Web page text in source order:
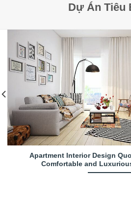
Dự Án Tiêu
Apartment Interior Design
Comfortable and